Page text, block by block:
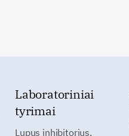
Laboratoriniai
tyrimai
Lupus inhibitorius,